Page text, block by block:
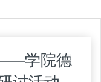
学院德